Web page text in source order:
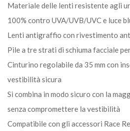
Materiale delle lenti resistente agli
100% contro UVA/UVB/UVC e luce
Lenti antigraffio con rivestimento
Pile a tre strati di schiuma facciale
Cinturino regolabile da 35 mm con
vestibilità sicura
Si combina in modo sicuro con la
senza compromettere la vestibilità
Compatibile con gli accessori Race